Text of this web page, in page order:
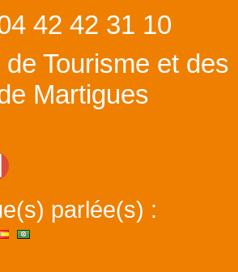
42 42 31 10
Tourisme et des
Martigues
parlée(s) :